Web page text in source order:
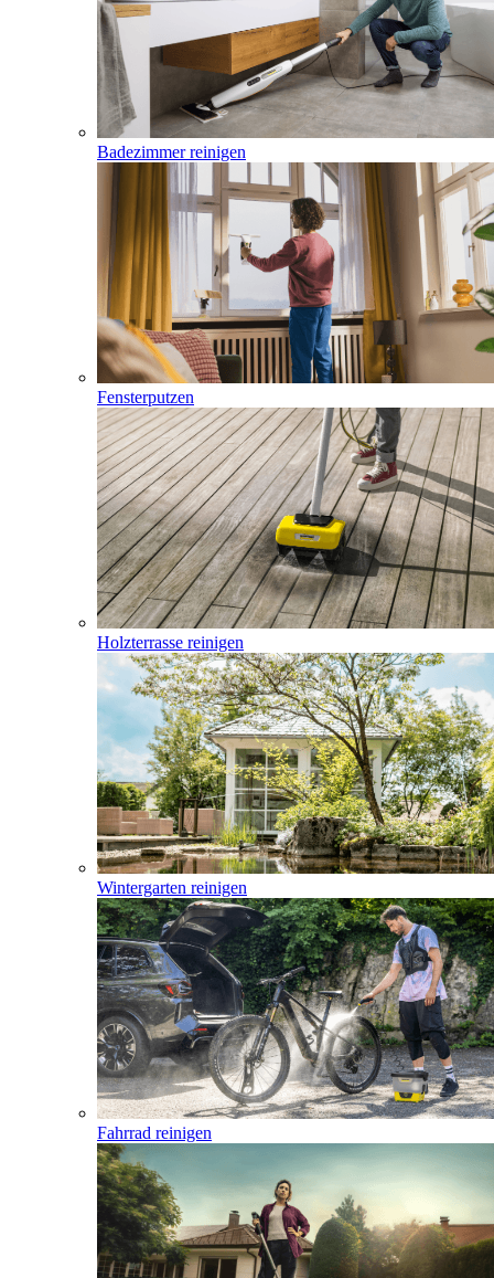
Badezimmer reinigen
Fensterputzen
Holzterrasse reinigen
Wintergarten reinigen
Fahrrad reinigen